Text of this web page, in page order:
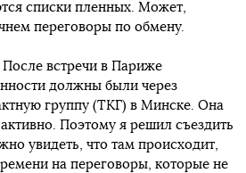
списки пленных. Может,
переговоры по обмену.
После встречи в Париже
должны были через
группу (ТКГ) в Минске. Она
Поэтому я решил съездить
увидеть, что там происходит,
на переговоры, которые не